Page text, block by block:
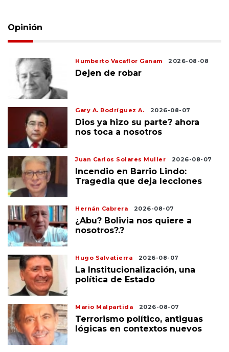
Opinión
Humberto Vacaflor Ganam 2026-08-08
Dejen de robar
Gary A. Rodríguez A. 2026-08-07
Dios ya hizo su parte? ahora
nos toca a nosotros
Juan Carlos Solares Muller 2026-08-07
Incendio en Barrio Lindo:
Tragedia que deja lecciones
Hernán Cabrera 2026-08-07
¿Abu? Bolivia nos quiere a
nosotros?.?
Hugo Salvatierra 2026-08-07
La Institucionalización, una
política de Estado
Mario Malpartida 2026-08-07
Terrorismo político, antiguas
lógicas en contextos nuevos